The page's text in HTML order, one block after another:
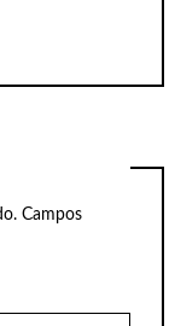
Campos